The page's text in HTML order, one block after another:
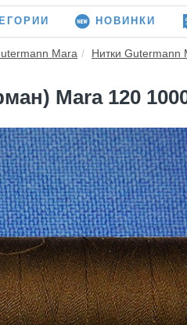
НОВИНКИ
Mara Нитки Gutermann
Mara 120